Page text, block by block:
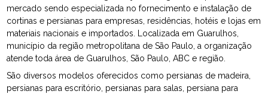
mercado sendo especializada no fornecimento e instalação de
cortinas e persianas para empresas, residências, hotéis e lojas em
materiais nacionais e importados. Localizada em Guarulhos,
município da região metropolitana de São Paulo, a organização
atende toda área de Guarulhos, São Paulo, ABC e região.
São diversos modelos oferecidos como persianas de madeira,
persianas para escritório, persianas para salas, persiana para